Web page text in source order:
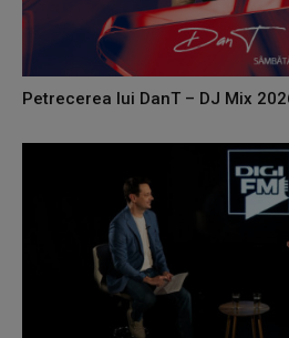
Petrecerea lui DanT – DJ Mix